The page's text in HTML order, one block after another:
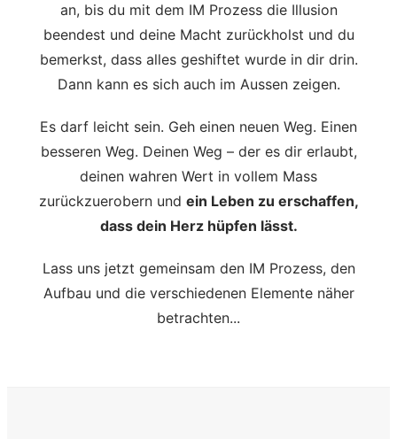
an, bis du mit dem IM Prozess die Illusion
beendest und deine Macht zurückholst und du
bemerkst, dass alles geshiftet wurde in dir drin.
Dann kann es sich auch im Aussen zeigen.
Es darf leicht sein. Geh einen neuen Weg. Einen
besseren Weg. Deinen Weg – der es dir erlaubt,
deinen wahren Wert in vollem Mass
zurückzuerobern und ein Leben zu erschaffen,
dass dein Herz hüpfen lässt.
Lass uns jetzt gemeinsam den IM Prozess, den
Aufbau und die verschiedenen Elemente näher
betrachten...